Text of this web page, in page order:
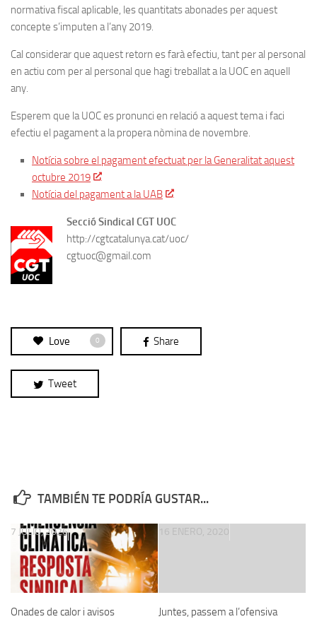
normativa fiscal aplicable, les quantitats abonades per aquest
concepte s’imputen a l’any 2019.
Cal considerar que aquest retorn es farà efectiu, tant per al personal
en actiu com per al personal que hagi treballat a la UOC en aquell
any.
Esperem que la UOC es pronunci en relació a aquest tema i faci
efectiu el pagament a la propera nòmina de novembre.
Notícia sobre el pagament efectuat per la Generalitat aquest
octubre 2019
Notícia del pagament a la UAB
Secció Sindical CGT UOC
http://cgtcatalunya.cat/uoc/
cgtuoc@gmail.com
Love 0 Share
Tweet
TAMBIÉN TE PODRÍA GUSTAR...
Onades de calor i avisos
7 JULIO, 2026
Juntes, passem a l’ofensiva
16 ENERO, 2020